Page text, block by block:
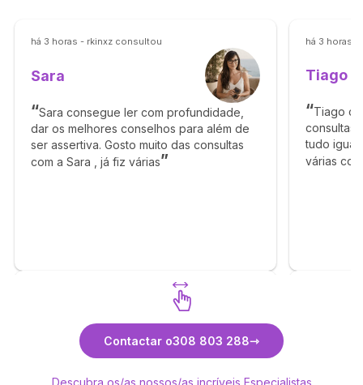
há 3 horas - rkinxz consultou
Sara
Sara consegue ler com profundidade,
dar os melhores conselhos para além de
ser assertiva. Gosto muito das consultas
com a Sara , já fiz várias
há 3 horas
Tiago
Tiago
consultas
tudo igual
várias
Contactar o308 803 288
Descubra os/as nossos/as incríveis Especialistas